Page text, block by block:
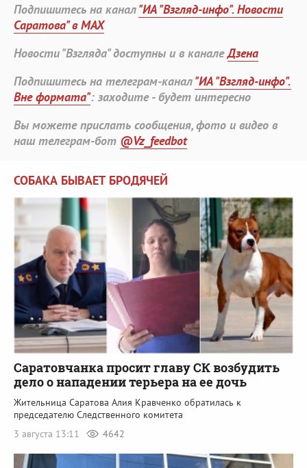
Подпишитесь на канал"ИА "Взгляд-инфо". Новости
Саратова" в MAX
Новости "Взгляда" доступны и в каналеДзена
Подпишитесь на телеграм-канал"ИА "Взгляд-инфо".
Вне формата": заходите - будет интересно
Вы можете прислать сообщения, фото и видео в
наш телеграм-бот @Vz_feedbot
СОБАКА БЫВАЕТ БРОДЯЧЕЙ
Саратовчанка просит главу СК возбудить
дело о нападении терьера на ее дочь
Жительница Саратова Алия Кравченко обратилась к
председателю Следственного комитета
3 августа 13:11
4642